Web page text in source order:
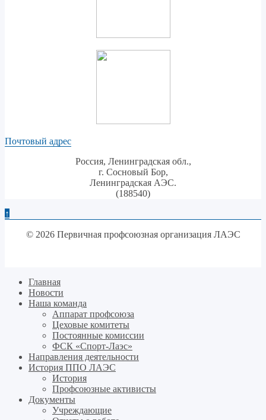
Почтовый адрес
Россия, Ленинградская обл.,
г. Сосновый Бор,
Ленинградская АЭС.
(188540)
↑
© 2026 Первичная профсоюзная организация ЛАЭС
Главная
Новости
Наша команда
Аппарат профсоюза
Цеховые комитеты
Постоянные комиссии
ФСК «Спорт-Лаэс»
Направления деятельности
История ППО ЛАЭС
История
Профсоюзные активисты
Документы
Учреждающие